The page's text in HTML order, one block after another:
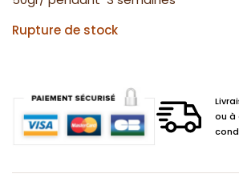
Rupture de stock
ou à